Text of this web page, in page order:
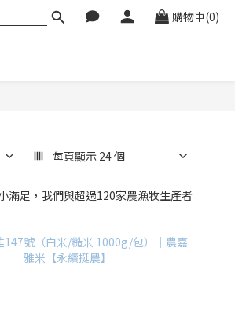
購物車(0)
每頁顯示 24 個
滿足，我們與超過120家農漁牧生產者